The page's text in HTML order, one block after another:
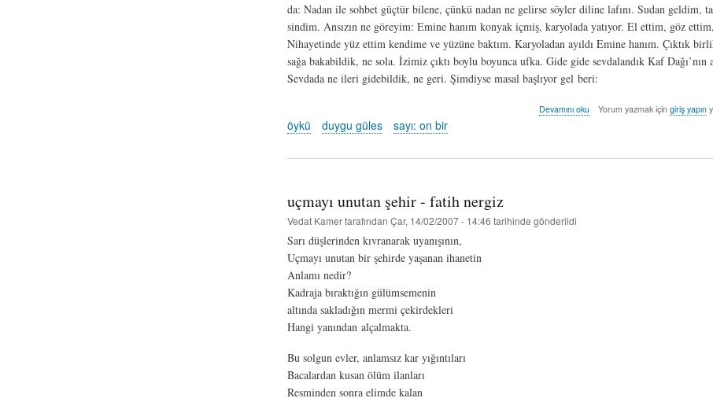
da: Nadan ile sohbet güçtür bilene, çünkü nadan ne gelirse söyler diline lafını. Sudan geldim,
sindim. Ansızın ne göreyim: Emine hanım konyak içmiş, karyolada yatıyor. El ettim, göz
Nihayetinde yüz ettim kendime ve yüzüne baktım. Karyoladan ayıldı Emine hanım. Çıktık
sağa bakabildik, ne sola. İzimiz çıktı boylu boyunca ufka. Gide gide sevdalandık Kaf Dağı’nın
Sevdada ne ileri gidebildik, ne geri. Şimdiyse masal başlıyor gel beri:
masal
güles
Devamını oku Yorum yazmak içingiriş yapın
öykü duygu güles sayı: on bir
uçmayı unutan şehir - fatih nergiz
Vedat Kamertarafından Çar, 14/02/2007 - 14:46 tarihinde gönderildi
Sarı düşlerinden kıvranarak uyanışının,
Uçmayı unutan bir şehirde yaşanan ihanetin
Anlamı nedir?
Kadraja bıraktığın gülümsemenin
altında sakladığın mermi çekirdekleri
Hangi yanından alçalmakta.
Bu solgun evler, anlamsız kar yığıntıları
Bacalardan kusan ölüm ilanları
Resminden sonra elimde kalan